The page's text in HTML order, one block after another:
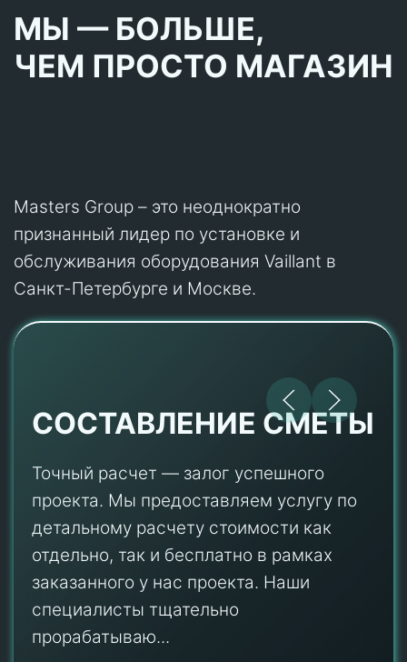
МЫ — БОЛЬШЕ,
ЧЕМ ПРОСТО МАГАЗИН
Masters Group – это неоднократно
признанный лидер по установке и
обслуживания оборудования Vaillant в
Санкт-Петербурге и Москве.
СОСТАВЛЕНИЕ СМЕТЫ
Точный расчет — залог успешного
проекта. Мы предоставляем услугу по
детальному расчету стоимости как
отдельно, так и бесплатно в рамках
заказанного у нас проекта. Наши
специалисты тщательно
прорабатываю...